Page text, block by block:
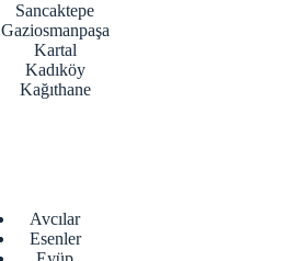
Sancaktepe
Gaziosmanpaşa
Kartal
Kadıköy
Kağıthane
Avcılar
Esenler